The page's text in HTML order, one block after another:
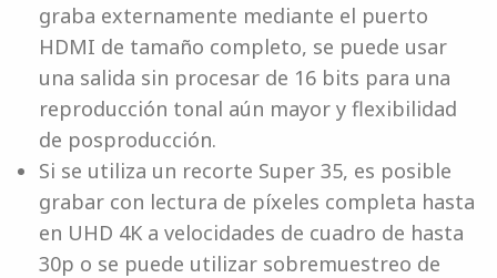
graba externamente mediante el puerto
HDMI de tamaño completo, se puede usar
una salida sin procesar de 16 bits para una
reproducción tonal aún mayor y flexibilidad
de posproducción.
Si se utiliza un recorte Super 35, es posible
grabar con lectura de píxeles completa hasta
en UHD 4K a velocidades de cuadro de hasta
30p o se puede utilizar sobremuestreo de